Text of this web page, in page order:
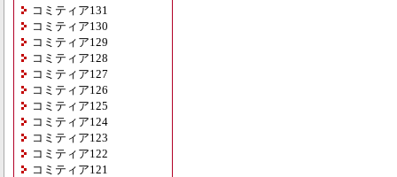
コミティア131
コミティア130
コミティア129
コミティア128
コミティア127
コミティア126
コミティア125
コミティア124
コミティア123
コミティア122
コミティア121